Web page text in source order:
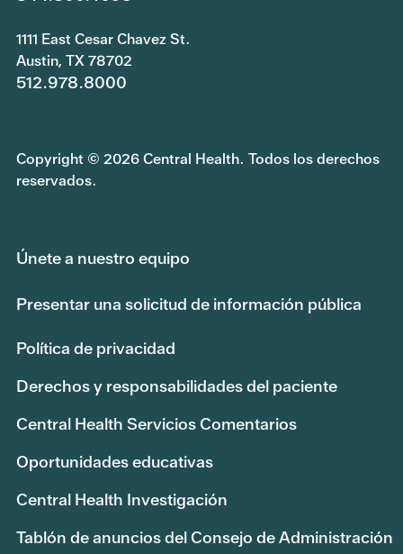
1111 East Cesar Chavez St.
Austin, TX 78702
512.978.8000
Copyright © 2026 Central Health. Todos los derechos
reservados.
Únete a nuestro equipo
Presentar una solicitud de información pública
Política de privacidad
Derechos y responsabilidades del paciente
Central Health Servicios Comentarios
Oportunidades educativas
Central Health Investigación
Tablón de anuncios del Consejo de Administración